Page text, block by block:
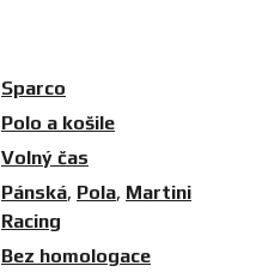
Sparco
Polo a košile
Volný čas
Pánská, Pola, Martini
Racing
Bez homologace